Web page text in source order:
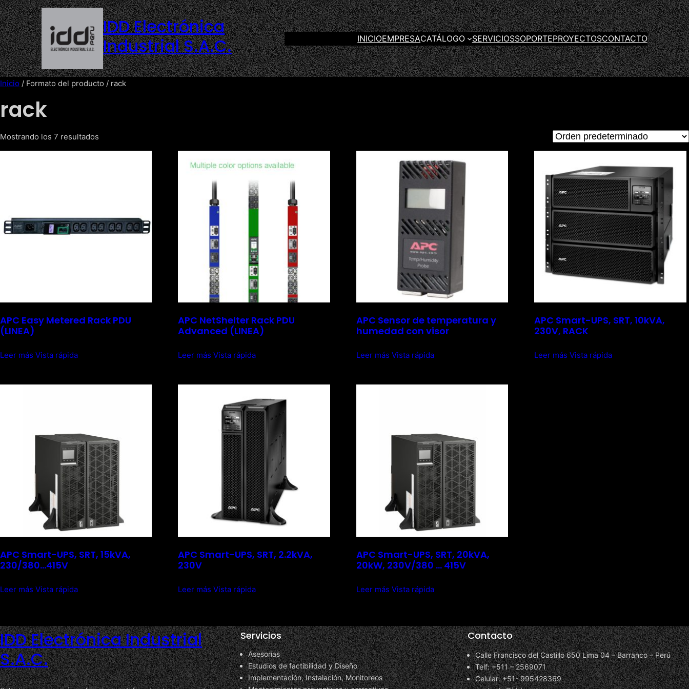
Saltar
al
contenido
IDD Electrónica
Industrial S.A.C.
INICIOEMPRESACATÁLOGO SERVICIOSSOPORTEPROYECTOSCONTACTO
Inicio / Formato del producto / rack
rack
Mostrando los 7 resultados
APC Easy Metered Rack PDU
(LINEA)
Leer más Vista rápida
APC NetShelter Rack PDU
Advanced (LINEA)
Leer más Vista rápida
APC Sensor de temperatura y
humedad con visor
Leer más Vista rápida
APC Smart-UPS, SRT, 10kVA,
230V, RACK
Leer más Vista rápida
APC Smart-UPS, SRT, 15kVA,
230/380…415V
Leer más Vista rápida
APC Smart-UPS, SRT, 2.2kVA,
230V
Leer más Vista rápida
APC Smart-UPS, SRT, 20kVA,
20kW, 230V/380 … 415V
Leer más Vista rápida
IDD Electrónica Industrial
S.A.C.
Servicios
Asesorías
Estudios de factibilidad y Diseño
Implementación, Instalación, Monitoreos
Contacto
Calle Francisco del Castillo 650 Lima 04 – Barranco – Perú
Telf: +511 – 2569071
Celular: +51- 995428369